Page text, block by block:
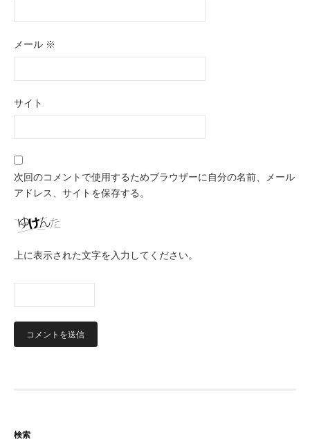
メール ※
サイト
次回のコメントで使用するためブラウザーに自分の名前、メール
アドレス、サイトを保存する。
上に表示された文字を入力してください。
検索